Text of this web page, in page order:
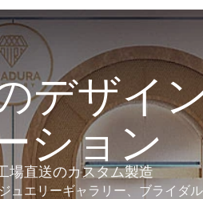
デザイ
ション
場直送のカスタム製造
ュエリーギャラリー、ブライダル